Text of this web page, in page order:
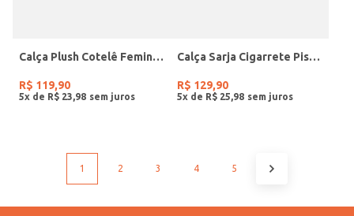
Calça Plush Cotelê Feminina CINZA
R$ 119,90
5x de R$ 23 98
Calça Sarja Cigarrete Pisom Plus Size Feminina CINZA
R$ 129,90
5x de R$ 25 98
1 2 3 4 5